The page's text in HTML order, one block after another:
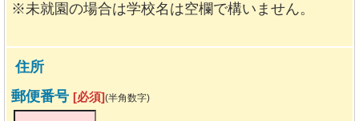
※未就園の場合は学校名は空欄で構いません。
住所
郵便番号 [必須](半角数字)